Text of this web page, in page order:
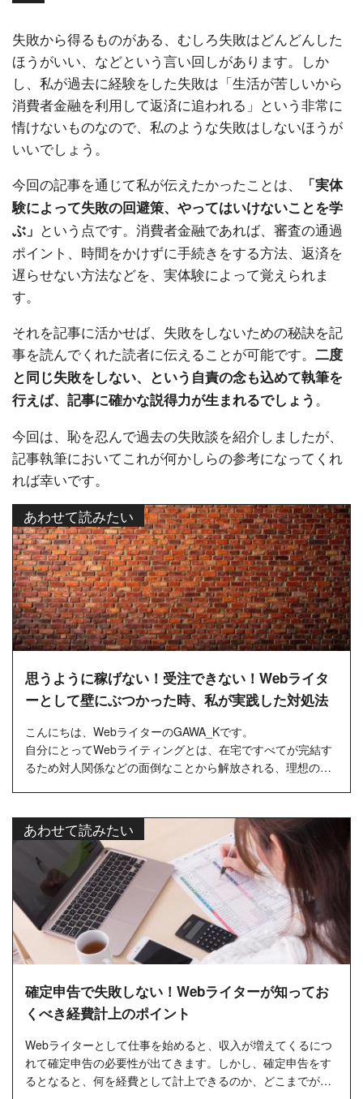
失敗から得るものがある、むしろ失敗はどんどんした
ほうがいい、などという言い回しがあります。しか
し、私が過去に経験をした失敗は「生活が苦しいから
消費者金融を利用して返済に追われる」という非常に
情けないものなので、私のような失敗はしないほうが
いいでしょう。
今回の記事を通じて私が伝えたかったことは、
「実体
験によって失敗の回避策、やってはいけないことを学
ぶ」 という点です。消費者金融であれば、審査の通過
ポイント、時間をかけずに手続きをする方法、返済を
遅らせない方法などを、実体験によって覚えられま
す。
それを記事に活かせば、失敗をしないための秘訣を記
事を読んでくれた読者に伝えることが可能です。 二度
と同じ失敗をしない、という自責の念も込めて執筆を
行えば、記事に確かな説得力が生まれるでしょう。
今回は、恥を忍んで過去の失敗談を紹介しましたが、
記事執筆においてこれが何かしらの参考になってくれ
れば幸いです。
あわせて読みたい
思うように稼げない！受注できない！Webライタ
ーとして壁にぶつかった時、私が実践した対処法
こんにちは、WebライターのGAWA_Kです。
自分にとってWebライティングとは、在宅ですべてが完結す
るため対人関係などの面倒なことから解放される、理想のワ
あわせて読みたい
確定申告で失敗しない！Webライターが知ってお
くべき経費計上のポイント
Webライターとして仕事を始めると、収入が増えてくるにつ
れて確定申告の必要性が出てきます。しかし、確定申告をす
るとなると、何を経費として計上できるのか、どこまでが認